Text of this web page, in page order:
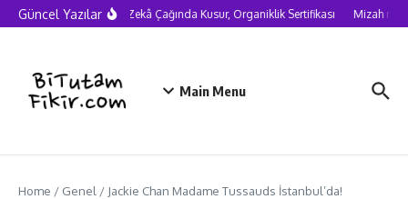
Skip to content
Güncel YazılarYapay Zekâ Çağında Kusur, Organiklik Sertifikası Mizah
Main Menu
Home / Genel / Jackie Chan Madame Tussauds İstanbul’da!